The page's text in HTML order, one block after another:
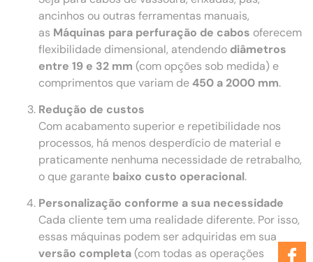
ancinhos ou outras ferramentas manuais,
as Máquinas para perfuração de cabos oferecem
flexibilidade dimensional, atendendo diâmetros
entre 19 e 32 mm (com opções sob medida) e
comprimentos que variam de450 a 2000 mm.
Redução de custos
Com acabamento superior e repetibilidade nos
processos, há menos desperdício de material e
praticamente nenhuma necessidade de retrabalho,
o que garante baixo custo operacional.
Personalização conforme a sua necessidade
Cada cliente tem uma realidade diferente. Por isso,
essas máquinas podem ser adquiridas em sua
versão completa (com todas as operações